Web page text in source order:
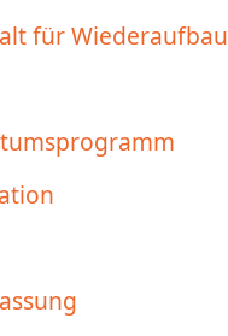
für Wiederaufbau